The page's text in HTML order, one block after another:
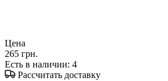
Цена
265 грн.
Есть в наличии: 4
Рассчитать доставку